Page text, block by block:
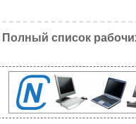
Полный список